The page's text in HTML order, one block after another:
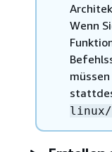
Wenn
linux/